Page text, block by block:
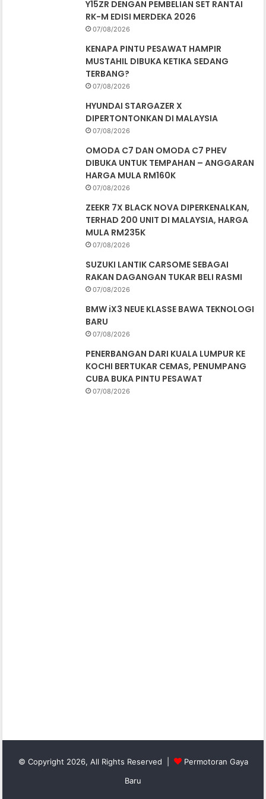
Y15ZR DENGAN PEMBELIAN SET RANTAI
RK-M EDISI MERDEKA 2026
07/08/2026
KENAPA PINTU PESAWAT HAMPIR
MUSTAHIL DIBUKA KETIKA SEDANG
TERBANG?
07/08/2026
HYUNDAI STARGAZER X
DIPERTONTONKAN DI MALAYSIA
07/08/2026
OMODA C7 DAN OMODA C7 PHEV
DIBUKA UNTUK TEMPAHAN – ANGGARAN
HARGA MULA RM160K
07/08/2026
ZEEKR 7X BLACK NOVA DIPERKENALKAN,
TERHAD 200 UNIT DI MALAYSIA, HARGA
MULA RM235K
07/08/2026
SUZUKI LANTIK CARSOME SEBAGAI
RAKAN DAGANGAN TUKAR BELI RASMI
07/08/2026
BMW iX3 NEUE KLASSE BAWA TEKNOLOGI
BARU
07/08/2026
PENERBANGAN DARI KUALA LUMPUR KE
KOCHI BERTUKAR CEMAS, PENUMPANG
CUBA BUKA PINTU PESAWAT
07/08/2026
© Copyright 2026, All Rights Reserved |
Permotoran Gaya
Baru